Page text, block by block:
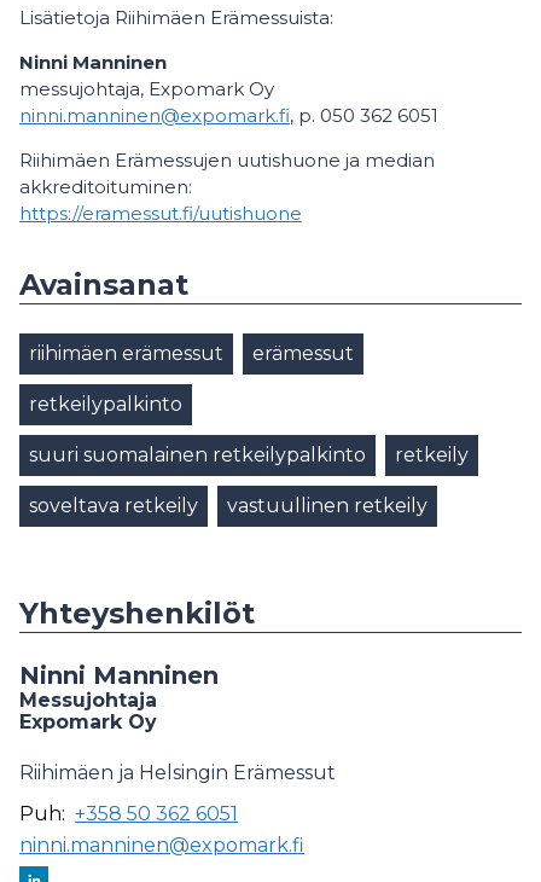
Lisätietoja Riihimäen Erämessuista:
Ninni Manninen
messujohtaja, Expomark Oy
ninni.manninen@expomark.fi, p. 050 362 6051
Riihimäen Erämessujen uutishuone ja median
akkreditoituminen:
https://eramessut.fi/uutishuone
Avainsanat
riihimäen erämessut erämessut
retkeilypalkinto
suuri suomalainen retkeilypalkinto retkeily
soveltava retkeily vastuullinen retkeily
Yhteyshenkilöt
Ninni Manninen
Messujohtaja
Expomark Oy
Riihimäen ja Helsingin Erämessut
Puh: +358 50 362 6051
ninni.manninen@expomark.fi